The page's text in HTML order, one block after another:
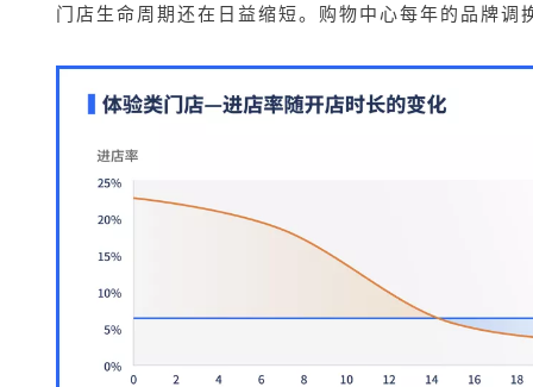
门店生命周期还在日益缩短。购物中心每年的品牌